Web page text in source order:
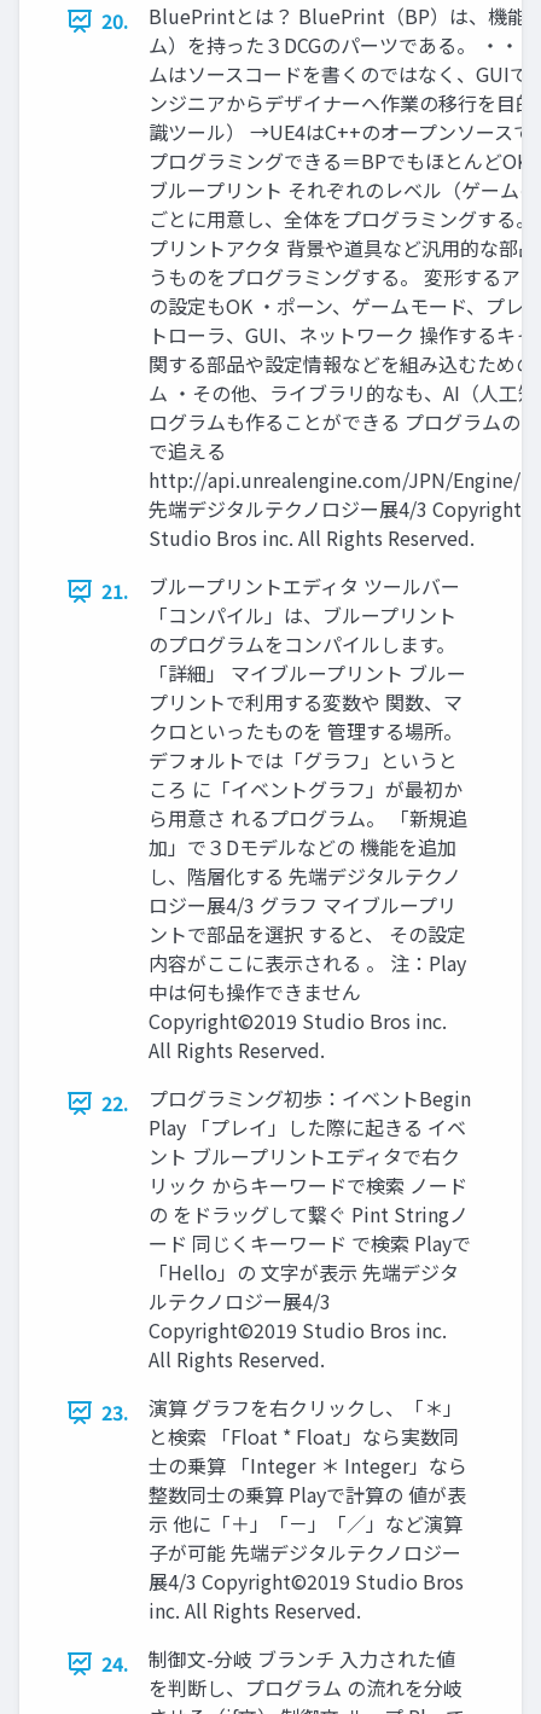
20.
BluePrintとは？ BluePrint（BP）は、機能
ム）を持った３DCGのパーツである。 ・・
ムはソースコードを書くのではなく、GUIで
ンジニアからデザイナーへ作業の移行を目
識ツール） →UE4はC++のオープンソースで
プログラミングできる＝BPでもほとんどOK
ブループリント それぞれのレベル（ゲーム
ごとに用意し、全体をプログラミングする
プリントアクタ 背景や道具など汎用的な部
うものをプログラミングする。 変形するア
の設定もOK ・ポーン、ゲームモード、プレ
トローラ、GUI、ネットワーク 操作するキ
関する部品や設定情報などを組み込むため
ム ・その他、ライブラリ的なも、AI（人工
ログラムも作ることができる プログラムの
で追える
http://api.unrealengine.com/JPN/Engine/
先端デジタルテクノロジー展4/3
Studio Bros inc. All Rights Reserved.
21.
ブループリントエディタ ツールバー
「コンパイル」は、ブループリント
のプログラムをコンパイルします。
「詳細」 マイブループリント ブルー
プリントで利用する変数や 関数、マ
クロといったものを 管理する場所。
デフォルトでは「グラフ」というと
ころ に「イベントグラフ」が最初か
ら用意さ れるプログラム。 「新規追
加」で３Dモデルなどの 機能を追加
し、階層化する 先端デジタルテクノ
ロジー展4/3 グラフ マイブループリ
ントで部品を選択 すると、 その設定
内容がここに表示される 。 注：Play
中は何も操作できません
Copyright©2019 Studio Bros inc.
All Rights Reserved.
22.
プログラミング初歩：イベントBegin
Play 「プレイ」した際に起きる イベ
ント ブループリントエディタで右ク
リック からキーワードで検索 ノード
の をドラッグして繋ぐ Pint Stringノ
ード 同じくキーワード で検索 Playで
「Hello」の 文字が表示 先端デジタ
ルテクノロジー展4/3
Copyright©2019 Studio Bros inc.
All Rights Reserved.
23.
演算 グラフを右クリックし、「＊」
と検索 「Float * Float」なら実数同
士の乗算 「Integer ＊ Integer」なら
整数同士の乗算 Playで計算の 値が表
示 他に「＋」「－」「／」など演算
子が可能 先端デジタルテクノロジー
展4/3 Copyright©2019 Studio Bros
inc. All Rights Reserved.
24.
制御文-分岐 ブランチ 入力された値
を判断し、プログラム の流れを分岐